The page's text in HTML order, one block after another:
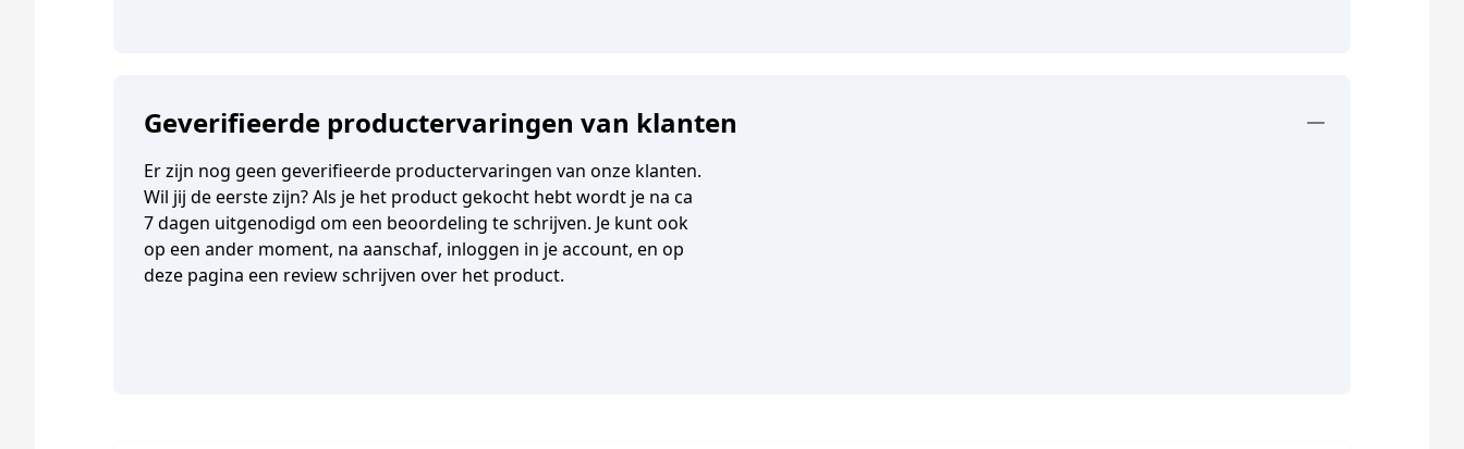
Geverifieerde productervaringen van klanten
Er zijn nog geen geverifieerde productervaringen van onze klanten.
Wil jij de eerste zijn? Als je het product gekocht hebt wordt je na ca
7 dagen uitgenodigd om een beoordeling te schrijven. Je kunt ook
op een ander moment, na aanschaf, inloggen in je account, en op
deze pagina een review schrijven over het product.